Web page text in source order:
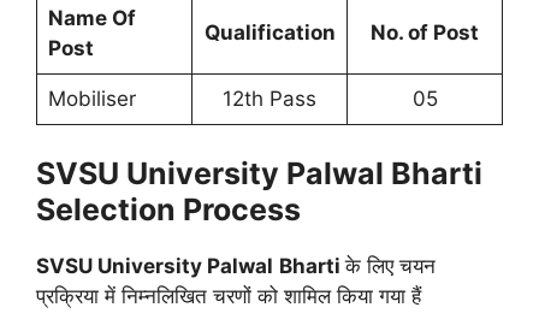
Name Of
Post
Qualification No. of Post
Mobiliser 12th Pass 05
SVSU University Palwal Bharti
Selection Process
SVSU University Palwal Bhartiके लिए चयन
प्रक्रिया में निम्नलिखित चरणों को शामिल किया गया हैं